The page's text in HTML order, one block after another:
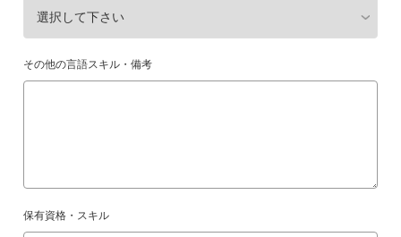
その他の言語スキル・備考
保有資格・スキル